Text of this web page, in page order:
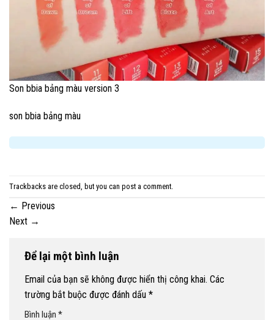
Son bbia bảng màu version 3
son bbia bảng màu
Trackbacks are closed, but you can post a comment
← Previous
Next →
Để lại một bình luận
Email của bạn sẽ không được hiển thị công khai. Các
trường bắt buộc được đánh dấu *
Bình luận *